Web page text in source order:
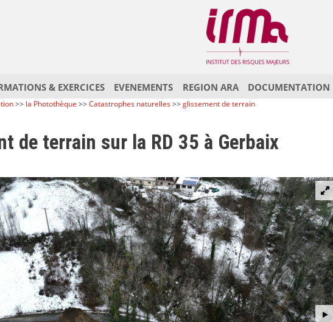
& EXERCICES EVENEMENTS REGION ARA DOCUMENTATION
>> la Photothèque >>Catastrophes naturelles>>glissement de terrain
de terrain sur la RD 35 à Gerbaix